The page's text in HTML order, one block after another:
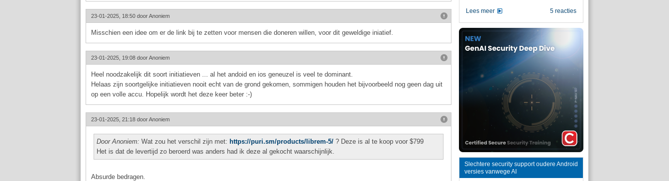
23-01-2025, 18:50 doorAnoniem
Misschien een idee om er de link bij te zetten voor mensen die doneren willen, voor dit geweldige iniatief.
23-01-2025, 19:08 doorAnoniem
Heel noodzakelijk dit soort initiatieven ... al het andoid en ios geneuzel is veel te dominant.
Helaas zijn soortgelijke initiatieven nooit echt van de grond gekomen, sommigen houden het bijvoorbeeld nog geen dag uit
op een volle accu. Hopelijk wordt het deze keer beter :-)
23-01-2025, 21:18 doorAnoniem
Door Anoniem: Wat zou het verschil zijn met: https://puri.sm/products/librem-5/ ? Deze is al te koop voor $799
Het is dat de levertijd zo beroerd was anders had ik deze al gekocht waarschijnlijk.
Absurde bedragen.
5 reacties
Lees meer
Slechtere security support oudere Android
versies vanwege AI